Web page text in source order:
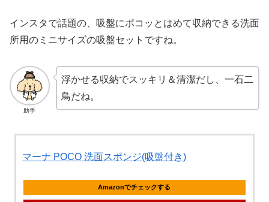
インスタで話題の、吸盤にポコッとはめて収納できる洗面
所用のミニサイズの吸盤セットですね。
助手
浮かせる収納でスッキリ＆清潔だし、一石二
鳥だね。
マーナ POCO 洗面スポンジ(吸盤付き)
Amazonでチェックする